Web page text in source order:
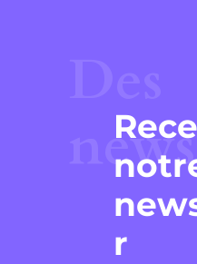
news
r